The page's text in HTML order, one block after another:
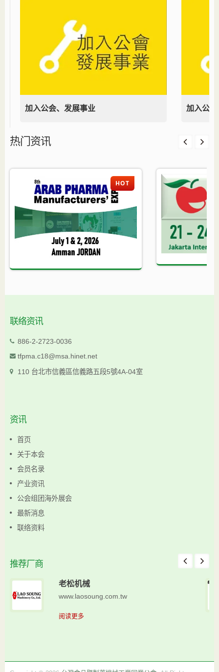
加入公会、发展事业 加入公
热门资讯
HOT
联络资讯
886-2-2723-0036
tfpma.c18@msa.hinet.net
110 台北市信義區信義路五段5號4A-04室
资讯
首页
关于本会
会员名录
产业资讯
公会组团海外展会
最新消息
联络资料
推荐厂商
老松机械
www.laosoung.com.tw
阅读更多